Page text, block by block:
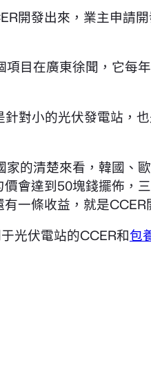
開發出來，業主申請
目在廣東徐聞，它每
對小的光伏發電站，
的清楚來看，韓國、
會達到50塊錢擺佈，
一條收益，就是CCER
光伏電站的CCER和包